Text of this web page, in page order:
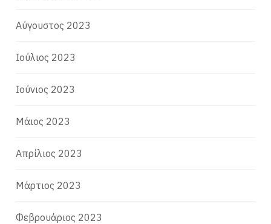
Αύγουστος 2023
Ιούλιος 2023
Ιούνιος 2023
Μάιος 2023
Απρίλιος 2023
Μάρτιος 2023
Φεβρουάριος 2023